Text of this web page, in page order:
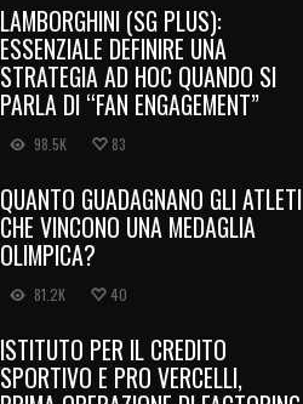
LAMBORGHINI (SG PLUS):
ESSENZIALE DEFINIRE UNA
STRATEGIA AD HOC QUANDO SI
PARLA DI “FAN ENGAGEMENT”
98.5K 83
QUANTO GUADAGNANO GLI ATLETI
CHE VINCONO UNA MEDAGLIA
OLIMPICA?
81.2K 40
ISTITUTO PER IL CREDITO
SPORTIVO E PRO VERCELLI,